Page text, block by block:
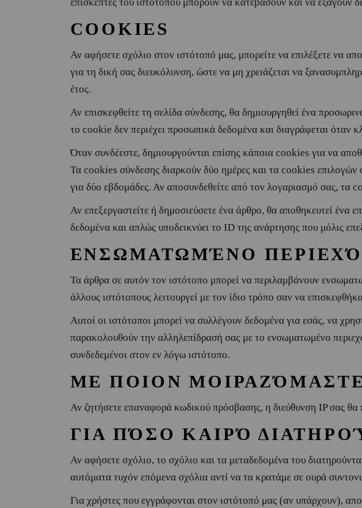
COOKIES
Αν αφήσετε σχόλιο στον ιστότοπό μας, μπορείτε να επιλέξετε να
για τη δική σας διευκόλυνση, ώστε να μη χρειάζεται να
έτος.
Αν επισκεφθείτε τη σελίδα σύνδεσης, θα δημιουργηθεί ένα
το cookie δεν περιέχει προσωπικά δεδομένα και διαγράφεται όταν
Όταν συνδέεστε, δημιουργούνται επίσης κάποια cookies για να
Τα cookies σύνδεσης διαρκούν δύο ημέρες και τα cookies
για δύο εβδομάδες. Αν αποσυνδεθείτε από τον λογαριασμό σας, τα
Αν επεξεργαστείτε ή δημοσιεύσετε ένα άρθρο, θα αποθηκευτεί
δεδομένα και απλώς υποδεικνύει το ID της ανάρτησης που μόλις
ΕΝΣΩΜΑΤΩΜΈΝΟ
Τα άρθρα σε αυτόν τον ιστότοπο μπορεί να περιλαμβάνουν
άλλους ιστότοπους λειτουργεί με τον ίδιο τρόπο σαν να
Αυτοί οι ιστότοποι μπορεί να συλλέγουν δεδομένα για εσάς, να
παρακολουθούν την αλληλεπίδρασή σας με το ενσωματωμένο
συνδεδεμένοι στον εν λόγω ιστότοπο.
ΜΕ ΠΟΙΟΝ
Αν ζητήσετε επαναφορά κωδικού πρόσβασης, η διεύθυνση IP σας
ΓΙΑ ΠΌΣΟ ΚΑΙΡΌ
Αν αφήσετε σχόλιο, το σχόλιο και τα μεταδεδομένα του
αυτόματα τυχόν επόμενα σχόλια αντί να τα κρατάμε σε ουρά
Για χρήστες που εγγράφονται στον ιστότοπό μας (αν υπάρχουν),